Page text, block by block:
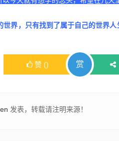
世界，只有找到了属于自己的
赞 () 赏
发表，转载请注明来源！